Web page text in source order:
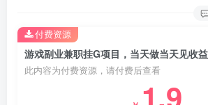
此内容为付费资源，请付费后查看
1.9
付费资源